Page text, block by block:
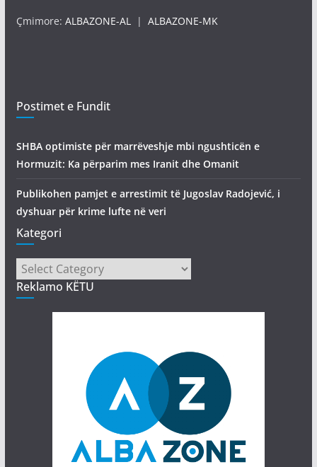
Çmimore: ALBAZONE-AL| ALBAZONE-MK
Postimet e Fundit
SHBA optimiste për marrëveshje mbi ngushticën e
Hormuzit: Ka përparim mes Iranit dhe Omanit
Publikohen pamjet e arrestimit të Jugoslav Radojević, i
dyshuar për krime lufte në veri
Kategori
Kategori
Reklamo KËTU